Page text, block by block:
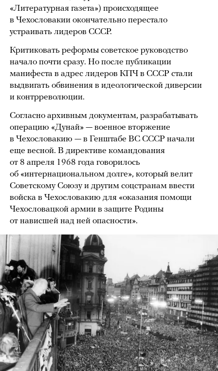
«Литературная газета») происходящее
в Чехословакии окончательно перестало
устраивать лидеров СССР.
Критиковать реформы советское руководство
начало почти сразу. Но после публикации
манифеста в адрес лидеров КПЧ в СССР стали
выдвигать обвинения в идеологической диверсии
и контрреволюции.
Согласно архивным документам, разрабатывать
операцию «Дунай» — военное вторжение
в Чехословакию — в Генштабе ВС СССР начали
еще весной. В директиве командования
от 8 апреля 1968 года говорилось
об «интернациональном долге», который велит
Советскому Союзу и другим соцстранам ввести
войска в Чехословакию для «оказания помощи
Чехословацкой армии в защите Родины
от нависшей над ней опасности».